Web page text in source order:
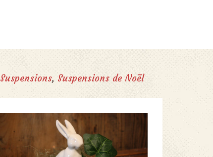
Suspensions, Suspensions de Noël